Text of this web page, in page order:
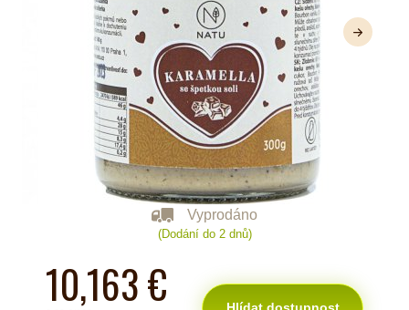
Další
Vyprodáno
(Dodání do 2 dnů)
10,163 €